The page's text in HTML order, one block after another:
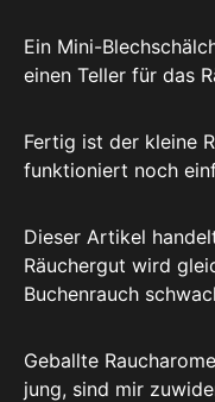
Ein Mini-
einen Teller für das
Fertig ist der kleine
funktioniert noch
Dieser Artikel
Räuchergut wird
Buchenrauch
Geballte
jung, sind mir